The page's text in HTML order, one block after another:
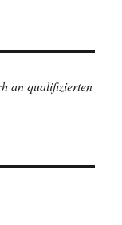
an qualifizierten